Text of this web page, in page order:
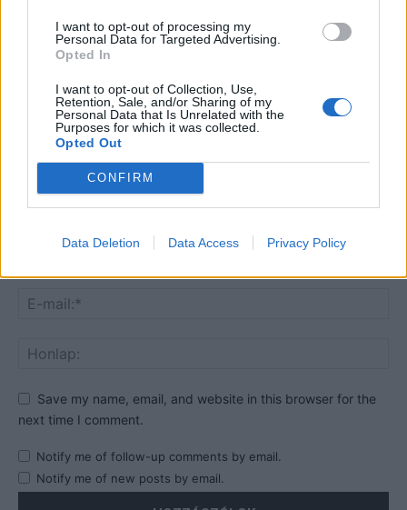
I want to opt-out of processing my
Personal Data for Targeted Advertising.
Opted In
I want to opt-out of Collection, Use,
Retention, Sale, and/or Sharing of my
Personal Data that Is Unrelated with the
Purposes for which it was collected.
Opted Out
CONFIRM
Data Deletion Data Access Privacy Policy
HOZZÁSZÓLOK A CIKKHEZ
Save my name, email, and website in this browser for the
next time I comment.
Notify me of follow-up comments by email.
Notify me of new posts by email.